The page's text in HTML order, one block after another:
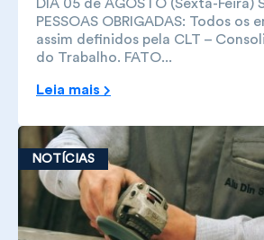
DIA 05 de AGOSTO (Sexta-Feira)
PESSOAS OBRIGADAS: Todos os
assim definidos pela CLT –
do Trabalho. FATO...
Leia mais
NOTÍCIAS